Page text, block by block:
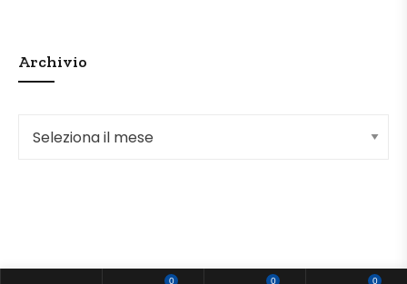
Archivio
0 0 0